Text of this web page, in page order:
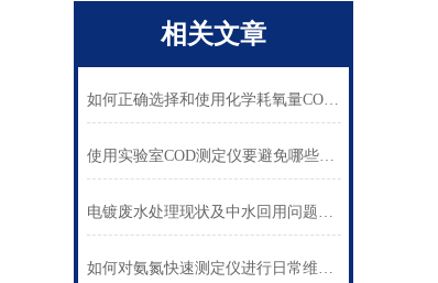
相关文章
如何正确选择和使用化学耗氧量COD测定仪
使用实验室COD测定仪要避免哪些干扰因素
电镀废水处理现状及中水回用问题研究
如何对氨氮快速测定仪进行日常维护？